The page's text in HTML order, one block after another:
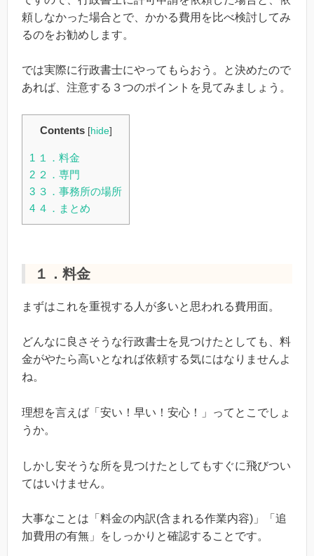
頼しなかった場合とで、かかる費用を比べ検討してみ
るのをお勧めします。
では実際に行政書士にやってもらおう。と決めたので
あれば、注意する３つのポイントを見てみましょう。
Contents [hide]
1 １．料金
2 ２．専門
3 ３．事務所の場所
4 ４．まとめ
１．料金
まずはこれを重視する人が多いと思われる費用面。
どんなに良さそうな行政書士を見つけたとしても、料
金がやたら高いとなれば依頼する気にはなりませんよ
ね。
理想を言えば「安い！早い！安心！」ってとこでしょ
うか。
しかし安そうな所を見つけたとしてもすぐに飛びつい
てはいけません。
大事なことは「料金の内訳(含まれる作業内容)」「追
加費用の有無」をしっかりと確認することです。